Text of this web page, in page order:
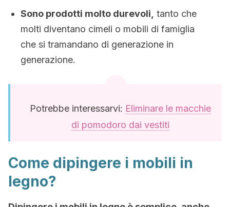
Sono prodotti molto durevoli, tanto che
molti diventano cimeli o mobili di famiglia
che si tramandano di generazione in
generazione.
Potrebbe interessarvi: Eliminare le macchie
di pomodoro dai vestiti
Come dipingere i mobili in
legno?